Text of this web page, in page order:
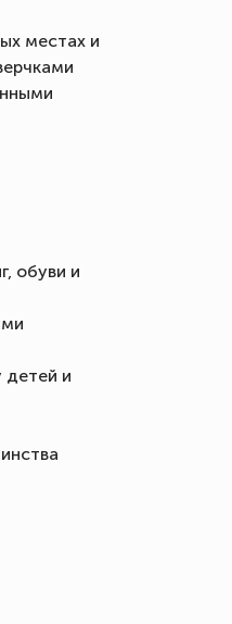
местах и
обуви и
детей и